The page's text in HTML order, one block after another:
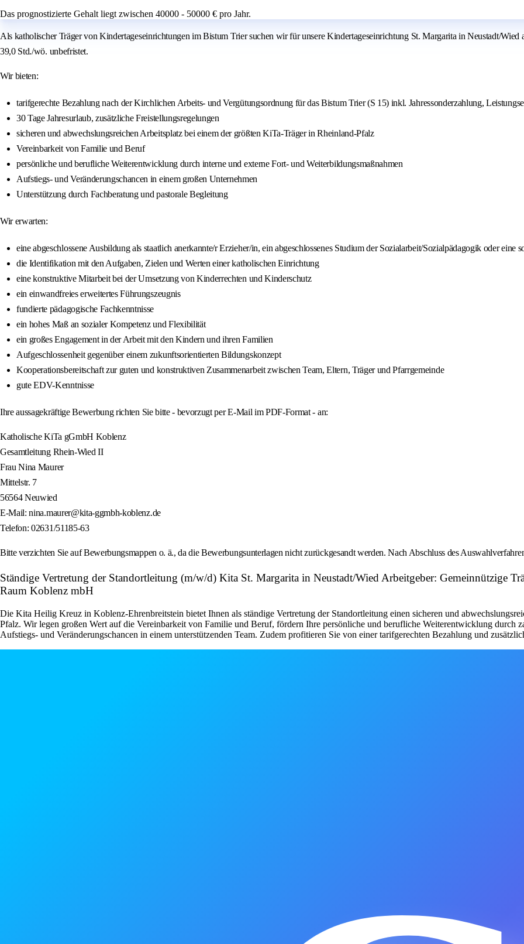
Das prognostizierte Gehalt liegt zwischen 40000 - 50000 € pro Jahr.
Als katholischer Träger von Kindertageseinrichtungen im Bistum Trier suchen wir für unsere Kindertageseinrichtung St. Margarita in Neustadt/
39,0 Std./wö. unbefristet.
Wir bieten:
tarifgerechte Bezahlung nach der Kirchlichen Arbeits- und Vergütungsordnung für das Bistum Trier (S 15) inkl. Jahressonderzahlung,
30 Tage Jahresurlaub, zusätzliche Freistellungsregelungen
sicheren und abwechslungsreichen Arbeitsplatz bei einem der größten KiTa-Träger in Rheinland-Pfalz
Vereinbarkeit von Familie und Beruf
persönliche und berufliche Weiterentwicklung durch interne und externe Fort- und Weiterbildungsmaßnahmen
Aufstiegs- und Veränderungschancen in einem großen Unternehmen
Unterstützung durch Fachberatung und pastorale Begleitung
Wir erwarten:
eine abgeschlossene Ausbildung als staatlich anerkannte/r Erzieher/in, ein abgeschlossenes Studium der Sozialarbeit/Sozialpädagogik oder eine
die Identifikation mit den Aufgaben, Zielen und Werten einer katholischen Einrichtung
eine konstruktive Mitarbeit bei der Umsetzung von Kinderrechten und Kinderschutz
ein einwandfreies erweitertes Führungszeugnis
fundierte pädagogische Fachkenntnisse
ein hohes Maß an sozialer Kompetenz und Flexibilität
ein großes Engagement in der Arbeit mit den Kindern und ihren Familien
Aufgeschlossenheit gegenüber einem zukunftsorientierten Bildungskonzept
Kooperationsbereitschaft zur guten und konstruktiven Zusammenarbeit zwischen Team, Eltern, Träger und Pfarrgemeinde
gute EDV-Kenntnisse
Ihre aussagekräftige Bewerbung richten Sie bitte - bevorzugt per E-Mail im PDF-Format - an:
Katholische KiTa gGmbH Koblenz
Gesamtleitung Rhein-Wied II
Frau Nina Maurer
Mittelstr. 7
56564 Neuwied
E-Mail: nina.maurer@kita-ggmbh-koblenz.de
Telefon: 02631/51185-63
Bitte verzichten Sie auf Bewerbungsmappen o. ä., da die Bewerbungsunterlagen nicht zurückgesandt werden. Nach Abschluss des
Ständige Vertretung der Standortleitung (m/w/d) Kita St. Margarita in Neustadt/Wied Arbeitgeber: Gemeinnützige
Raum Koblenz mbH
Die Kita Heilig Kreuz in Koblenz-Ehrenbreitstein bietet Ihnen als ständige Vertretung der Standortleitung einen sicheren und
Pfalz. Wir legen großen Wert auf die Vereinbarkeit von Familie und Beruf, fördern Ihre persönliche und berufliche Weiterentwicklung durch
Aufstiegs- und Veränderungschancen in einem unterstützenden Team. Zudem profitieren Sie von einer tarifgerechten Bezahlung und